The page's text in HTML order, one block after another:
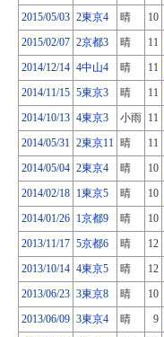
2015/05/03 2東京4 晴 10
2015/02/07 2京都3 晴 11
2014/12/14 4中山4 晴 11
2014/11/15 5東京3 晴 11
2014/10/13 4東京3 小雨 11
2014/05/31 2東京11 晴 11
2014/05/04 2東京4 晴 10
2014/02/18 1東京5 晴 10
2014/01/26 1京都9 晴 10
2013/11/17 5京都6 晴 12
2013/10/14 4東京5 晴 12
2013/06/23 3東京8 晴 10
2013/06/09 3東京4 晴 9